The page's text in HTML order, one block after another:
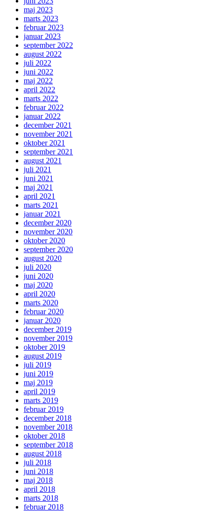
maj 2023
marts 2023
februar 2023
januar 2023
september 2022
august 2022
juli 2022
juni 2022
maj 2022
april 2022
marts 2022
februar 2022
januar 2022
december 2021
november 2021
oktober 2021
september 2021
august 2021
juli 2021
juni 2021
maj 2021
april 2021
marts 2021
januar 2021
december 2020
november 2020
oktober 2020
september 2020
august 2020
juli 2020
juni 2020
maj 2020
april 2020
marts 2020
februar 2020
januar 2020
december 2019
november 2019
oktober 2019
august 2019
juli 2019
juni 2019
maj 2019
april 2019
marts 2019
februar 2019
december 2018
november 2018
oktober 2018
september 2018
august 2018
juli 2018
juni 2018
maj 2018
april 2018
marts 2018
februar 2018